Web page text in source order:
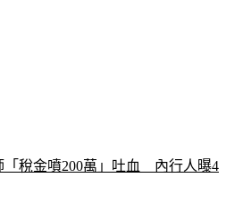
「稅金噴200萬」吐血　內行人曝4